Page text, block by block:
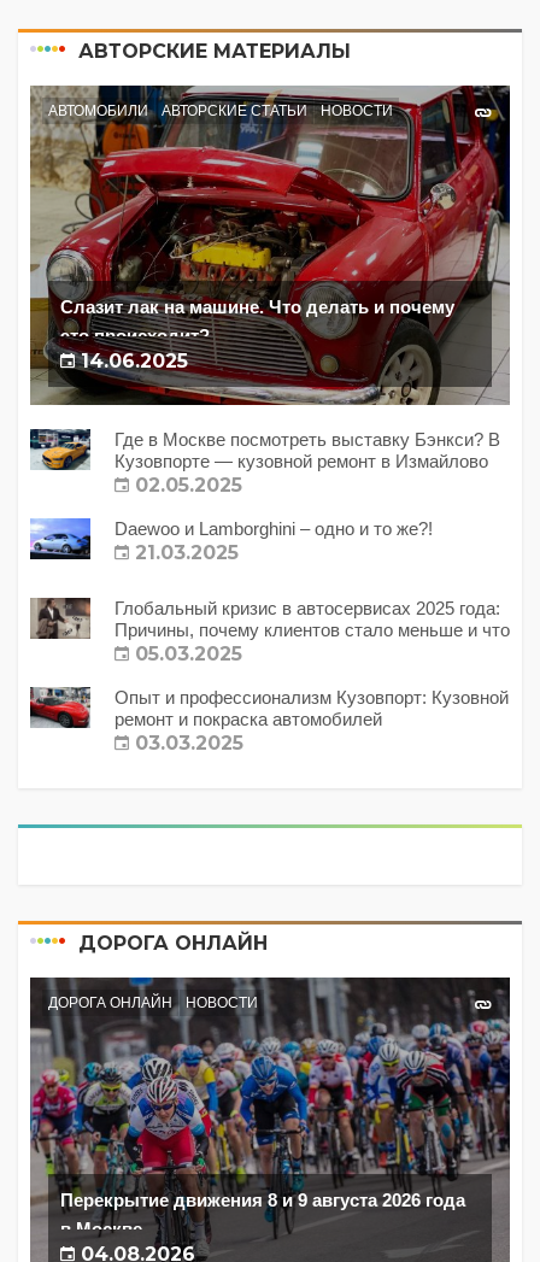
АВТОРСКИЕ МАТЕРИАЛЫ
АВТОМОБИЛИ АВТОРСКИЕ СТАТЬИ НОВОСТИ
Слазит лак на машине. Что делать и почему
это происходит?
14.06.2025
Где в Москве посмотреть выставку Бэнкси? В
Кузовпорте — кузовной ремонт в Измайлово
02.05.2025
Daewoo и Lamborghini – одно и то же?!
21.03.2025
Глобальный кризис в автосервисах 2025 года:
Причины, почему клиентов стало меньше и что
с этим делать?
05.03.2025
Опыт и профессионализм Кузовпорт: Кузовной
ремонт и покраска автомобилей
03.03.2025
ДОРОГА ОНЛАЙН
ДОРОГА ОНЛАЙН НОВОСТИ
Перекрытие движения 8 и 9 августа 2026 года
в Москве
04.08.2026